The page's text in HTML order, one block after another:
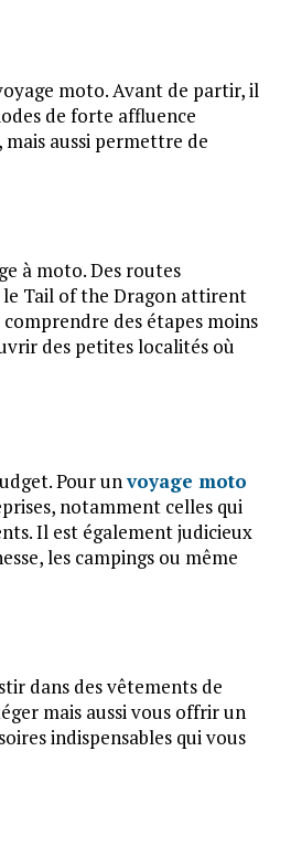
moto. Avant de partir, il
de forte affluence
aussi permettre de
à moto. Des routes
le Tail of the Dragon attirent
des étapes moins
des petites localités où
Pour unvoyage moto
notamment celles qui
Il est également judicieux
les campings ou même
dans des vêtements de
mais aussi vous offrir un
indispensables qui vous